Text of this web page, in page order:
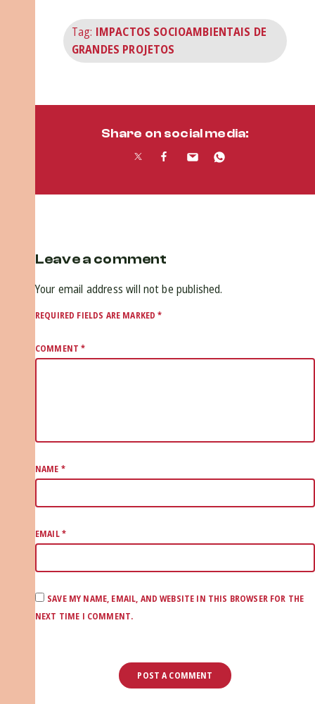
Tag: IMPACTOS SOCIOAMBIENTAIS DE
GRANDES PROJETOS
Share on social media:
Leave a comment
Your email address will not be published.
REQUIRED FIELDS ARE MARKED*
COMMENT*
NAME *
EMAIL*
SAVE MY NAME, EMAIL, AND WEBSITE IN THIS BROWSER FOR THE
NEXT TIME I COMMENT.